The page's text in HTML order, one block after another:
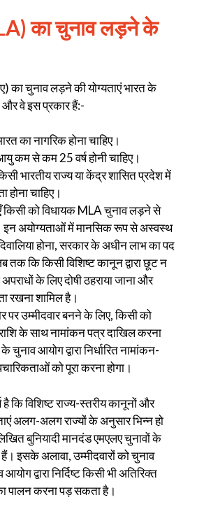
का चुनाव लड़ने के
का चुनाव लड़ने की योग्यताएं भारत के
वे इस प्रकार हैं:-
का नागरिक होना चाहिए।
कम से कम 25 वर्ष होनी चाहिए।
भारतीय राज्य या केंद्र शासित प्रदेश में
होना चाहिए।
किसी को विधायक MLA चुनाव लड़ने से
इन अयोग्यताओं में मानसिक रूप से अस्वस्थ
होना, सरकार के अधीन लाभ का पद
तक कि किसी विशिष्ट कानून द्वारा छूट न
के लिए दोषी ठहराया जाना और
रखना शामिल है।
पर उम्मीदवार बनने के लिए, किसी को
के साथ नामांकन पत्र दाखिल करना
चुनाव आयोग द्वारा निर्धारित नामांकन-
को पूरा करना होगा।
है कि विशिष्ट राज्य-स्तरीय कानूनों और
अलग-अलग राज्यों के अनुसार भिन्न हो
बुनियादी मानदंड एमएलए चुनावों के
इसके अलावा, उम्मीदवारों को चुनाव
द्वारा निर्दिष्ट किसी भी अतिरिक्त
पालन करना पड़ सकता है।